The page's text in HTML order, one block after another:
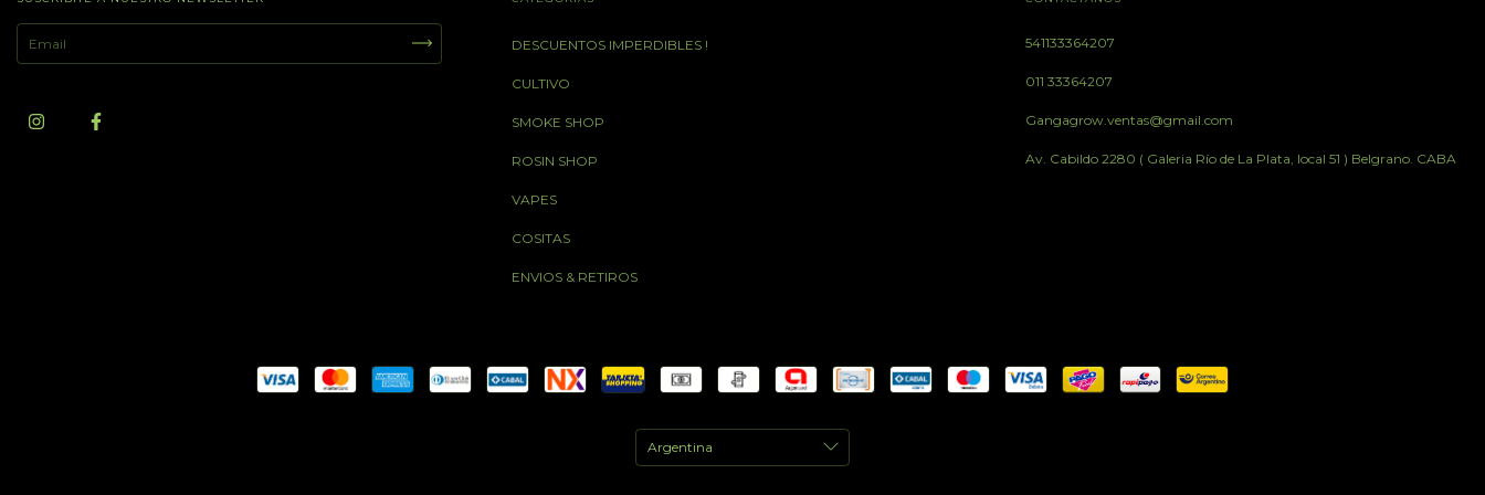
DESCUENTOS IMPERDIBLES !
CULTIVO
SMOKE SHOP
ROSIN SHOP
VAPES
COSITAS
ENVIOS & RETIROS
541133364207
011 33364207
Gangagrow.ventas@gmail.com
Av. Cabildo 2280 ( Galeria Río de La Plata, local 51 ) Belgrano. CABA